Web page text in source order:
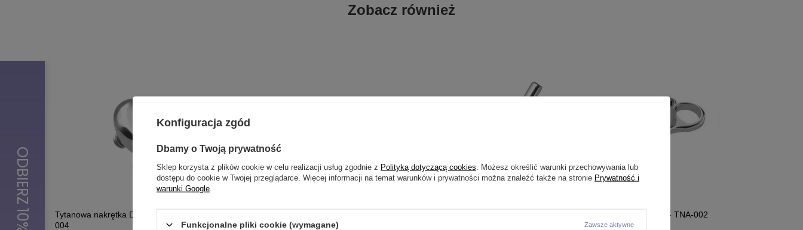
Zobacz również
Tytanowa nakrętka Dermal Anchor - TNA-
004
Anchor - TNA-001
Tytanowa baza Anchor - TNA-002
Konfiguracja zgód
Dbamy o Twoją prywatność
Sklep korzysta z plików cookie w celu realizacji usług zgodnie z Polityką dotyczącą cookies . Możesz określić warunki przechowywania lub
dostępu do cookie w Twojej przeglądarce. Więcej informacji na temat warunków i prywatności można znaleźć także na stronie Prywatność i
warunki Google
Funkcjonalne pliki cookie (wymagane) Zawsze aktywne